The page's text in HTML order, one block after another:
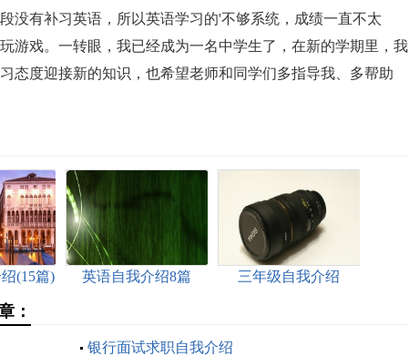
没有补习英语，所以英语学习的'不够系统，成绩一直不太
游戏。一转眼，我已经成为一名中学生了，在新的学期里，我
态度迎接新的知识，也希望老师和同学们多指导我、多帮助
(15篇) 英语自我介绍8篇 三年级自我介绍
：
银行面试求职自我介绍